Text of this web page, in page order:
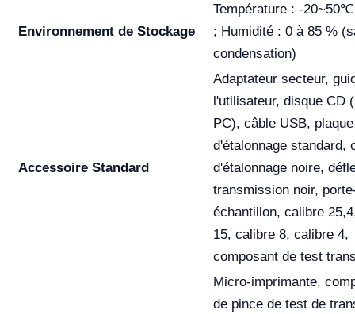
Environnement de Stockage
Température : -20~50℃
; Humidité : 0 à 85 %
condensation)
Accessoire Standard
Adaptateur secteur,
l'utilisateur, disque CD
PC), câble USB, plaque
d'étalonnage standard,
d'étalonnage noire,
transmission noir,
échantillon, calibre
15, calibre 8, calibre 4,
composant de test
Micro-imprimante,
de pince de test de